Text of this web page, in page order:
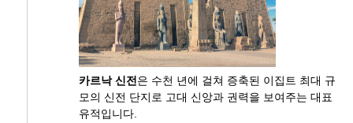
카르낙 신전 은 수천 년에 걸쳐 증축된 이집트 최대 규
모의 신전 단지로 고대 신앙과 권력을 보여주는 대표
유적입니다.